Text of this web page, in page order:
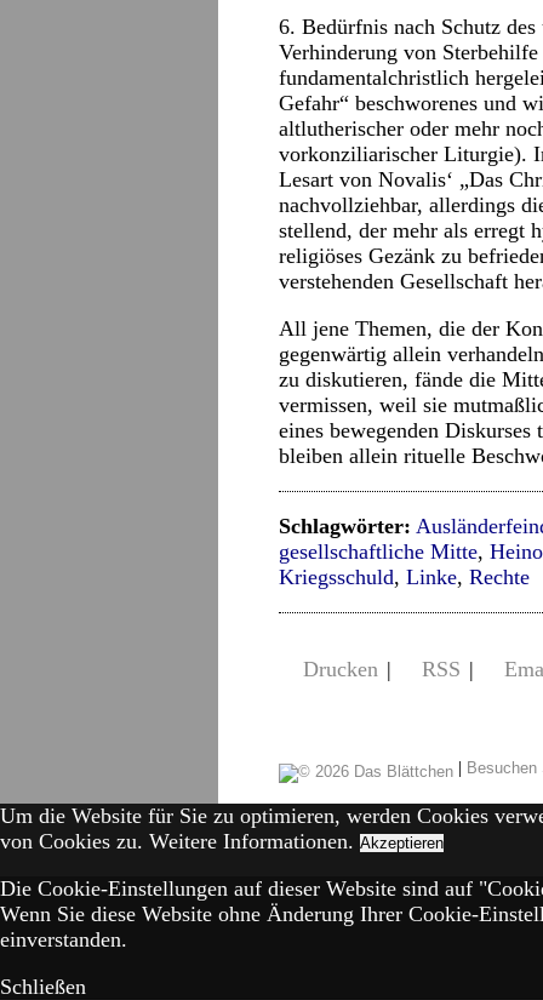
6. Bedürfnis nach Schutz
Verhinderung von
fundamentalchristlich
Gefahr“ beschworenes und
altlutherischer oder mehr
vorkonziliarischer Liturgie).
Lesart von Novalis‘ „Das
nachvollziehbar, allerdings
stellend, der mehr als erregt
religiöses Gezänk zu
verstehenden Gesellschaft
All jene Themen, die der
gegenwärtig allein
zu diskutieren, fände die
vermissen, weil sie
eines bewegenden
bleiben allein rituelle
Schlagwörter:
gesellschaftliche Mitte,
Kriegsschuld, Linke, Rechte
Drucken | RSS |
|
Um die Website für Sie zu optimieren, werden Cookies
von Cookies zu. Weitere Informationen. Akzeptieren
Die Cookie-Einstellungen auf dieser Website sind auf
Wenn Sie diese Website ohne Änderung Ihrer Cookie-
einverstanden.
Schließen